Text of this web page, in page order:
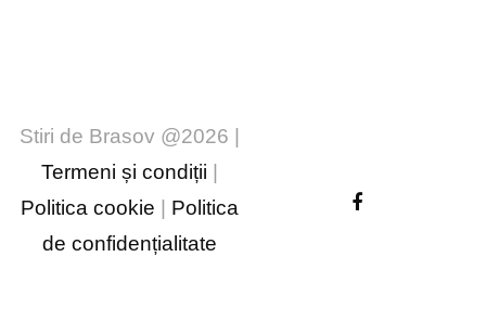
Stiri de Brasov @2026 |
Termeni și condiții
Politica cookie
Politica
de confidențialitate